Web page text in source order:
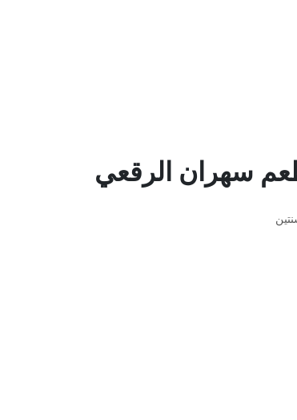
سهران الرقعي